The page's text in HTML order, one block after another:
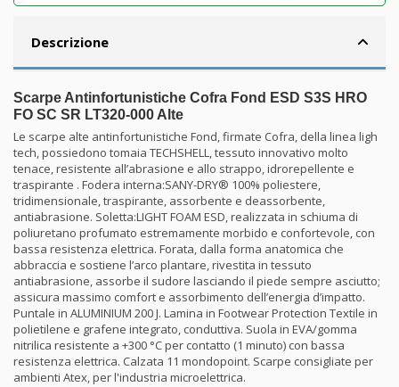
Descrizione
Scarpe Antinfortunistiche Cofra Fond ESD S3S HRO
FO SC SR LT320-000 Alte
Le scarpe alte antinfortunistiche Fond, firmate Cofra, della linea ligh
tech, possiedono tomaia TECHSHELL, tessuto innovativo molto
tenace, resistente all’abrasione e allo strappo, idrorepellente e
traspirante . Fodera interna:SANY-DRY® 100% poliestere,
tridimensionale, traspirante, assorbente e deassorbente,
antiabrasione. Soletta:LIGHT FOAM ESD, realizzata in schiuma di
poliuretano profumato estremamente morbido e confortevole, con
bassa resistenza elettrica. Forata, dalla forma anatomica che
abbraccia e sostiene l’arco plantare, rivestita in tessuto
antiabrasione, assorbe il sudore lasciando il piede sempre asciutto;
assicura massimo comfort e assorbimento dell’energia d’impatto.
Puntale in ALUMINIUM 200 J. Lamina in Footwear Protection Textile in
polietilene e grafene integrato, conduttiva. Suola in EVA/gomma
nitrilica resistente a +300 °C per contatto (1 minuto) con bassa
resistenza elettrica. Calzata 11 mondopoint. Scarpe consigliate per
ambienti Atex, per l'industria microelettrica.